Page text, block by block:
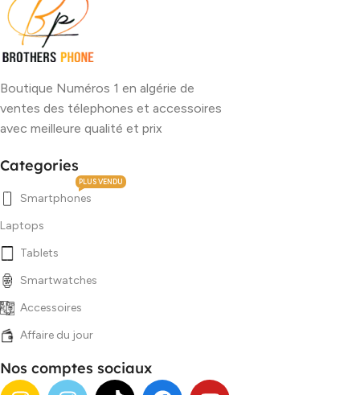
Boutique Numéros 1 en algérie de
ventes des télephones et accessoires
avec meilleure qualité et prix
Categories
Smartphones
PLUS VENDU
Laptops
Tablets
Smartwatches
Accessoires
Affaire du jour
Nos comptes sociaux